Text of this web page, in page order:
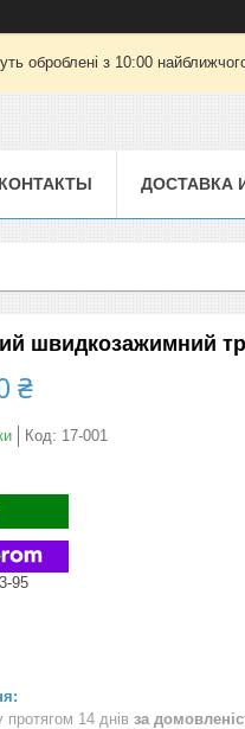
оброблені з 10:00
КОНТАКТЫ ДОСТАВКА
швидкозажимний
₴
Код: 17-001
95
протягом 14 днів за